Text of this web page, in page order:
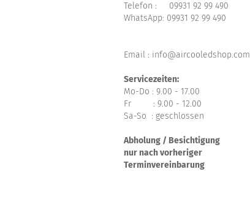
Telefon : 09931 92 99 490
WhatsApp: 09931 92 99 490
Email : info@aircooledshop.com
Servicezeiten:
Mo-Do : 9.00 - 17.00
Fr : 9.00 - 12.00
Sa-So : geschlossen
Abholung / Besichtigung
nur nach vorheriger
Terminvereinbarung